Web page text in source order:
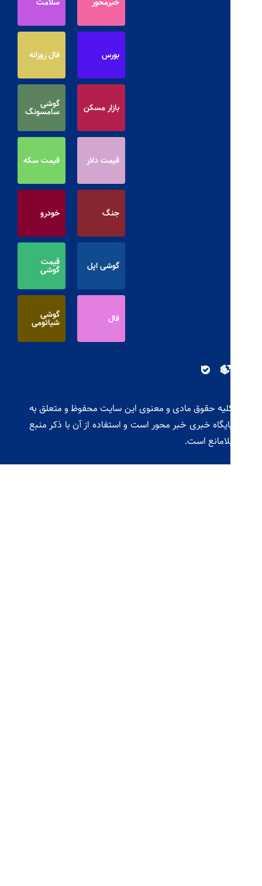
بازار مسکن گوشی
سامسونگ
قیمت دلار قیمت سکه
گوشی اپل گوشی
حقوق مادی و معنوی این سایت محفوظ و متعلق به
خبری خبر محور است و استفاده از آن با ذکر منبع
است.